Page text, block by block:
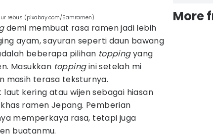
rebus (pixabay.com/5amramen)
demi membuat rasa ramen jadi lebih
ayam, sayuran seperti daun bawang
beberapa pilihan toppingyang
Masukkan toppingini setelah mi
masih terasa teksturnya.
kering atau wijen sebagai hiasan
ramen Jepang. Pemberian
memperkaya rasa, tetapi juga
buatanmu.
More